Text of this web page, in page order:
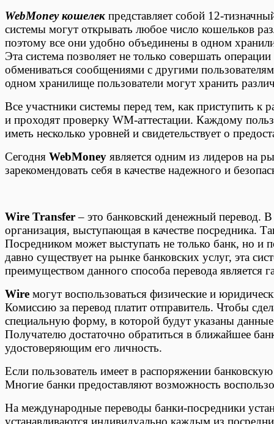
WebMoney кошелек представляет собой 12-
системы могут открывать любое число кошельков
поэтому все они удобно объединены в одном
Эта система позволяет не только совершать
обмениваться сообщениями с другими
одном хранилище пользователи могут хранить
Все участники системы перед тем, как приступить к
и проходят проверку WM-аттестации. Каждому
иметь несколько уровней и свидетельствует о
Сегодня WebMoney является одним из лидеров на
зарекомендовать себя в качестве надежного и
Wire Transfer– это банковский денежный перевод. В
организация, выступающая в качестве посредника.
Посредником может выступать не только банк, но и
давно существует на рынке банковских услуг, эта
преимуществом данного способа перевода
Wire могут воспользоваться физические и
Комиссию за перевод платит отправитель. Чтобы
специальную форму, в которой будут указаны
Получателю достаточно обратиться в ближайшее
удостоверяющим его личность.
Если пользователь имеет в распоряжении
Многие банки предоставляют возможность
На международные переводы банки-посредники
устанавливаются индивидуально каждым из